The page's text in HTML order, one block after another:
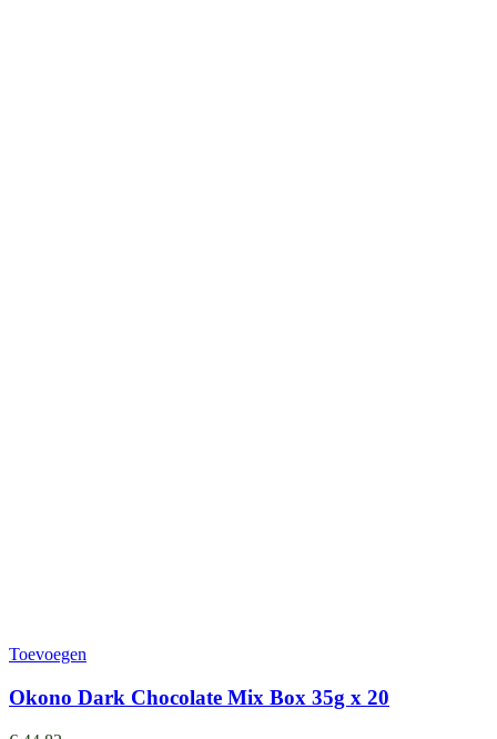
Toevoegen
Okono Dark Chocolate Mix Box 35g x 20